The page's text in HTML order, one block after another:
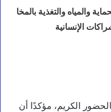
والمياه والتغذية بالمخا
الإنسانية
الكريم، مؤكدًا أن